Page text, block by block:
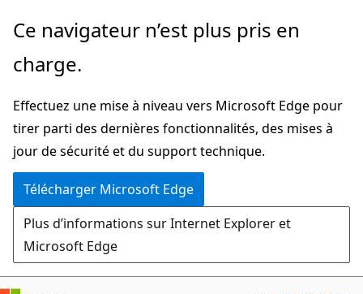
Passer
directement
au
principal
Ce navigateur n’est plus pris en
charge.
Effectuez une mise à niveau vers Microsoft Edge pour
tirer parti des dernières fonctionnalités, des mises à
jour de sécurité et du support technique.
Télécharger Microsoft Edge
Plus d’informations sur Internet Explorer et
Microsoft Edge